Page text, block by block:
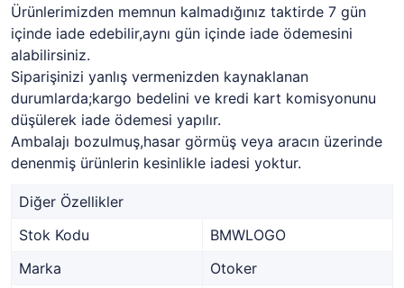
Ürünlerimizden memnun kalmadığınız taktirde 7 gün
içinde iade edebilir,aynı gün içinde iade ödemesini
alabilirsiniz.
Siparişinizi yanlış vermenizden kaynaklanan
durumlarda;kargo bedelini ve kredi kart komisyonunu
düşülerek iade ödemesi yapılır.
Ambalajı bozulmuş,hasar görmüş veya aracın üzerinde
denenmiş ürünlerin kesinlikle iadesi yoktur.
Diğer Özellikler
Stok Kodu
BMWLOGO
Marka
Otoker